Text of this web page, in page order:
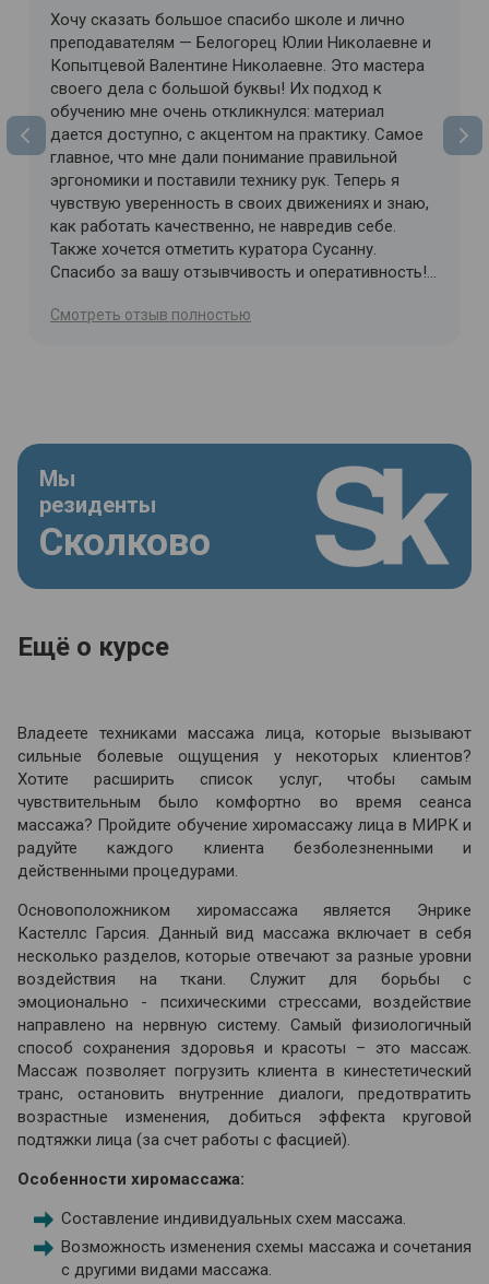
Хочу сказать большое спасибо школе и лично
преподавателям — Белогорец Юлии Николаевне и
Копытцевой Валентине Николаевне. Это мастера
своего дела с большой буквы! Их подход к
обучению мне очень откликнулся: материал
дается доступно, с акцентом на практику. Самое
главное, что мне дали понимание правильной
эргономики и поставили технику рук. Теперь я
чувствую уверенность в своих движениях и знаю,
как работать качественно, не навредив себе.
Также хочется отметить куратора Сусанну.
Спасибо за вашу отзывчивость и оперативность!
разъяснить сложные моменты. С такой командой
Cмотреть отзыв полностью
Мы
резиденты
Сколково
Ещё о курсе
Владеете техниками массажа лица, которые вызывают
сильные болевые ощущения у некоторых клиентов?
Хотите расширить список услуг, чтобы самым
чувствительным было комфортно во время сеанса
массажа? Пройдите обучение хиромассажу лица в МИРК и
радуйте каждого клиента безболезненными и
действенными процедурами.
Основоположником хиромассажа является Энрике
Кастеллс Гарсия. Данный вид массажа включает в себя
несколько разделов, которые отвечают за разные уровни
воздействия на ткани. Служит для борьбы с
эмоционально - психическими стрессами, воздействие
направлено на нервную систему. Самый физиологичный
способ сохранения здоровья и красоты – это массаж.
Массаж позволяет погрузить клиента в кинестетический
транс, остановить внутренние диалоги, предотвратить
возрастные изменения, добиться эффекта круговой
подтяжки лица (за счет работы с фасцией).
Особенности хиромассажа:
Составление индивидуальных схем массажа.
Возможность изменения схемы массажа и сочетания
с другими видами массажа.